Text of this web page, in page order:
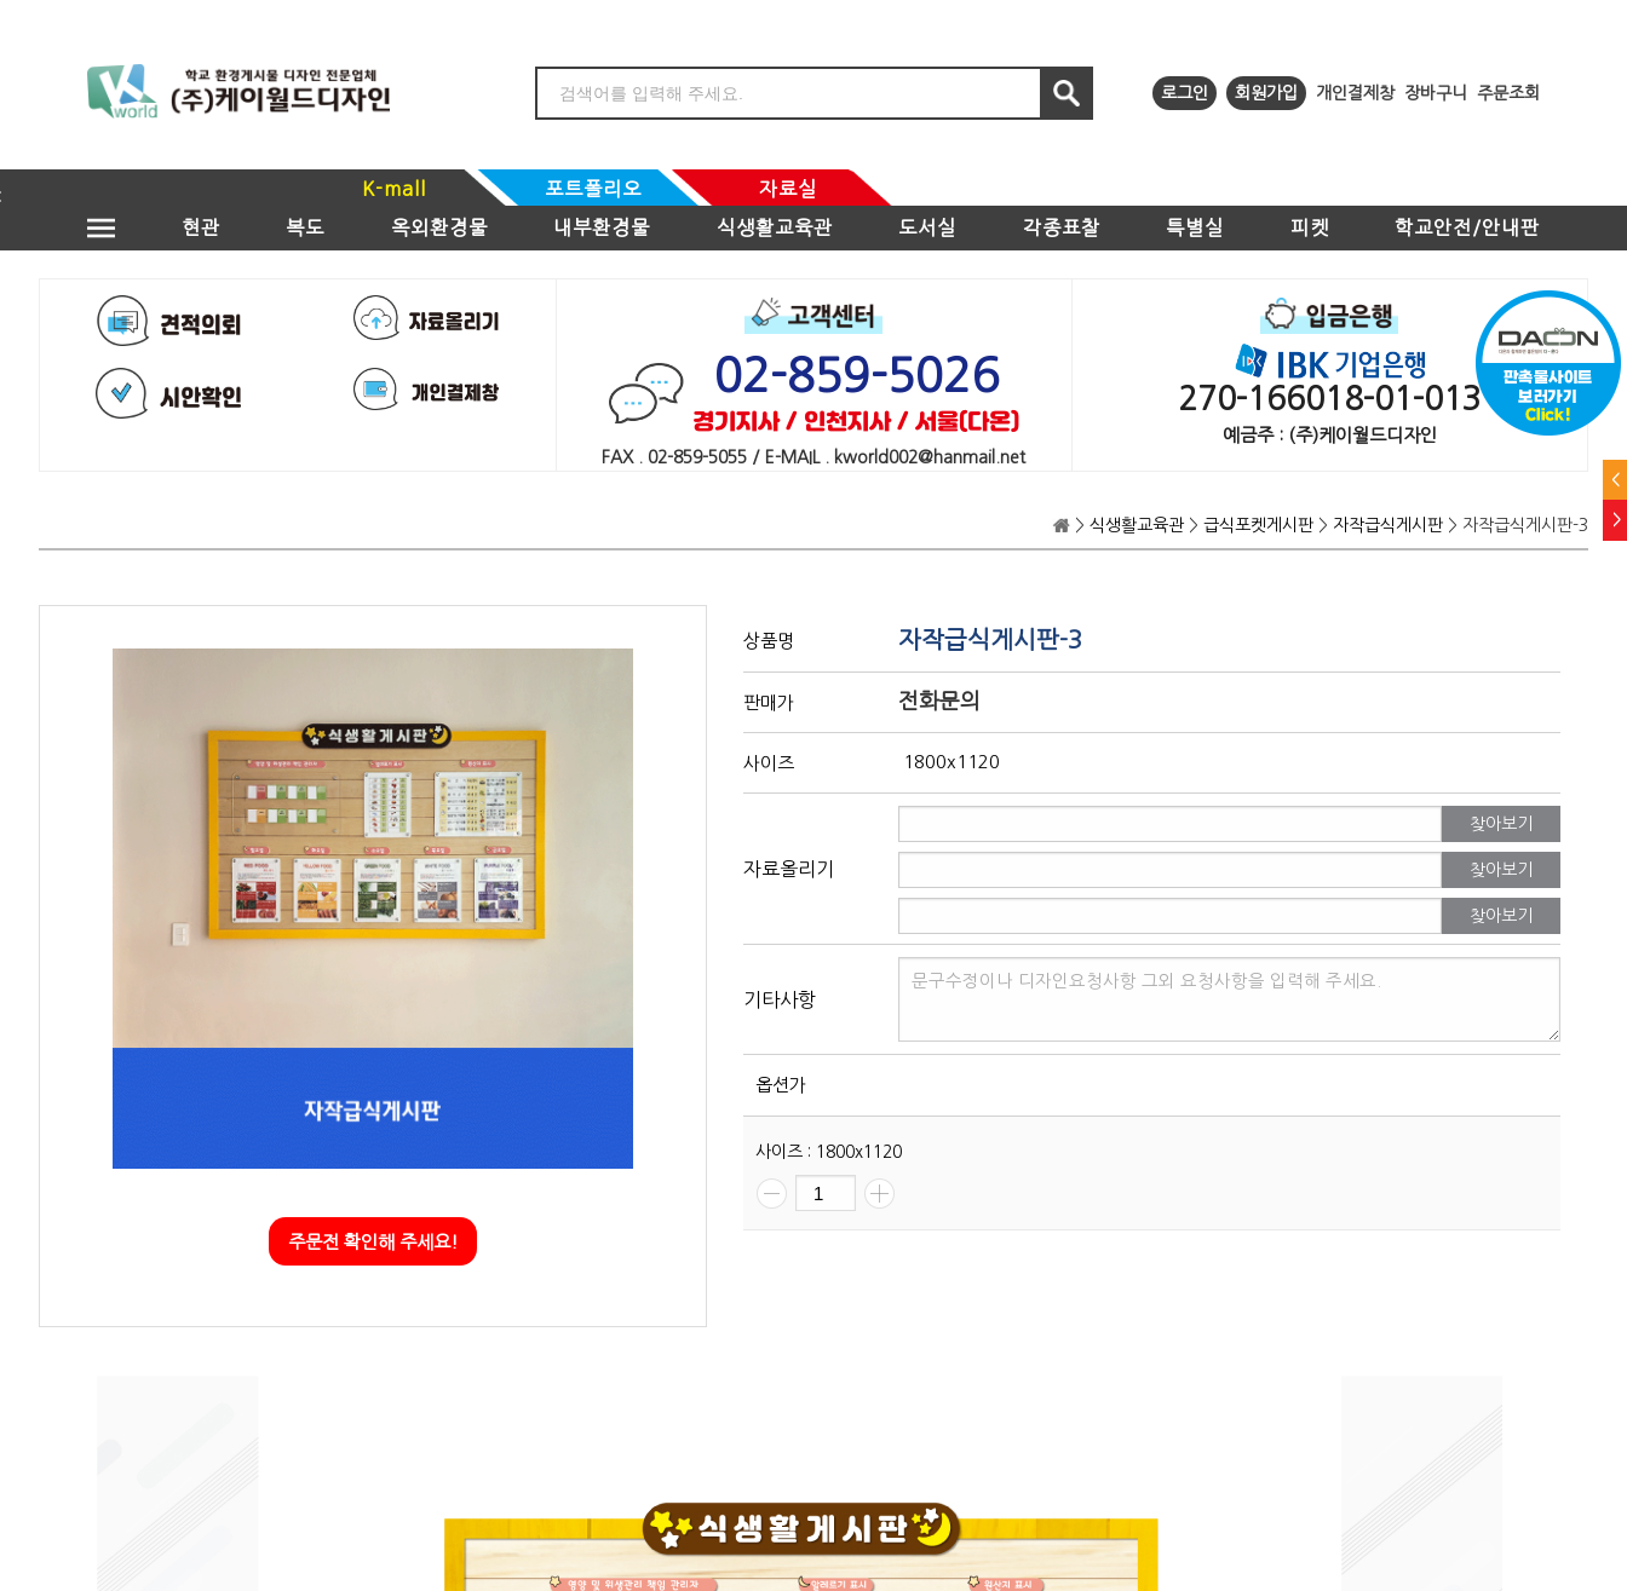
로그인 회원가입 개인결제창 장바구니 주문조회
K-mall 포트폴리오
자료실
현관
복도 옥외환경물 내부환경물 식생활교육관 도서실 각종표찰 특별실 피켓 학교안전/안내판
02-859-5026
경기지사 / 인천지사 / 서울(다온)
FAX . 02-859-5055 / E-MAIL . kworld002@hanmail.net
270-166018-01-013
예금주 : (주)케이월드디자인
> 식생활교육관> 급식포켓게시판 > 자작급식게시판 > 자작급식게시판-3
주문전 확인해 주세요!
상품명 자작급식게시판-3
판매가 전화문의
사이즈 1800x1120
자료올리기
찾아보기
찾아보기
찾아보기
기타사항
옵션가
사이즈 : 1800x1120
<
>